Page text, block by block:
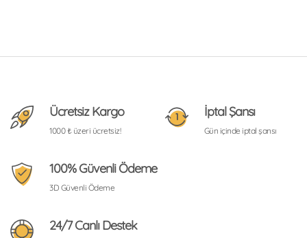
Ücretsiz Kargo
1000 ₺ üzeri ücretsiz!
İptal Şansı
Gün içinde iptal şansı
100% Güvenli Ödeme
3D Güvenli Ödeme
24/7 Canlı Destek